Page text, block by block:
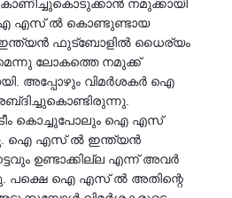
നമുക്കായി
എസ് ൽ കൊണ്ടുണ്ടായ
ഫുട്‍ബോളിൽ ധൈര്യം
ലോകത്തെ നമുക്ക്
അപ്പോഴും വിമർശകർ ഐ
ടീം കൊച്ചുപോലും ഐ എസ്
ഐ എസ് ൽ ഇന്ത്യൻ
ഉണ്ടാക്കില്ല എന്ന് അവർ
പക്ഷെ ഐ എസ് ൽ അതിന്റെ